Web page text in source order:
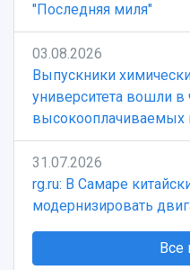
"Последняя миля"
03.08.2026
Выпускники
университета вошли
высокооплачиваемых
31.07.2026
rg.ru: В Самаре
модернизировать
Все